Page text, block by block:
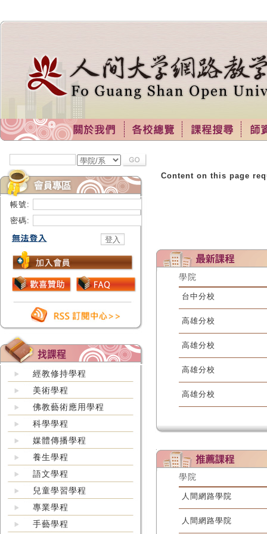
帳號:
密碼:
經教修持學程
美術學程
佛教藝術應用學程
科學學程
媒體傳播學程
養生學程
語文學程
兒童學習學程
專業學程
手藝學程
Content on this page
學院
台中分校
高雄分校
高雄分校
高雄分校
高雄分校
學院
人間網路學院
人間網路學院